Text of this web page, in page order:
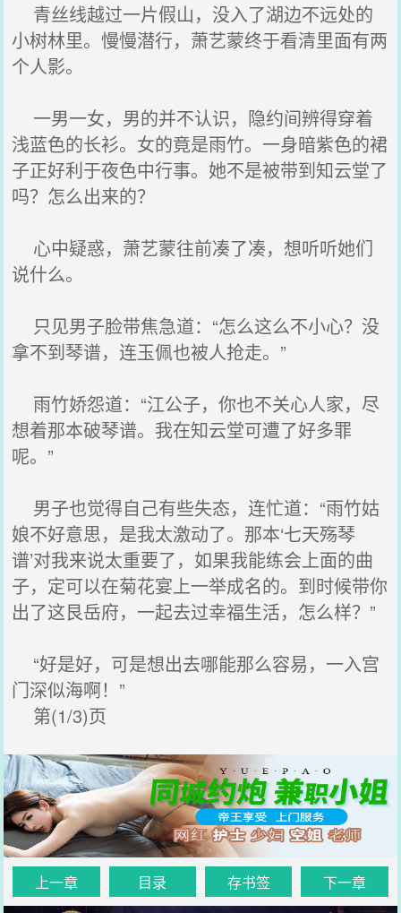
青丝线越过一片假山，没入了湖边不远处的
小树林里。慢慢潜行，萧艺蒙终于看清里面有两
个人影。
一男一女，男的并不认识，隐约间辨得穿着
浅蓝色的长衫。女的竟是雨竹。一身暗紫色的裙
子正好利于夜色中行事。她不是被带到知云堂了
吗？怎么出来的？
心中疑惑，萧艺蒙往前凑了凑，想听听她们
说什么。
只见男子脸带焦急道：“怎么这么不小心？没
拿不到琴谱，连玉佩也被人抢走。”
雨竹娇怨道：“江公子，你也不关心人家，尽
想着那本破琴谱。我在知云堂可遭了好多罪
呢。”
男子也觉得自己有些失态，连忙道：“雨竹姑
娘不好意思，是我太激动了。那本‘七天殇琴
谱’对我来说太重要了，如果我能练会上面的曲
子，定可以在菊花宴上一举成名的。到时候带你
出了这艮岳府，一起去过幸福生活，怎么样？”
“好是好，可是想出去哪能那么容易，一入宫
门深似海啊！”
第(1/3)页
上一章 目录 存书签 下一章